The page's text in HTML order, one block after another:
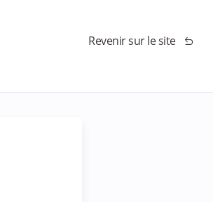
Revenir sur le site